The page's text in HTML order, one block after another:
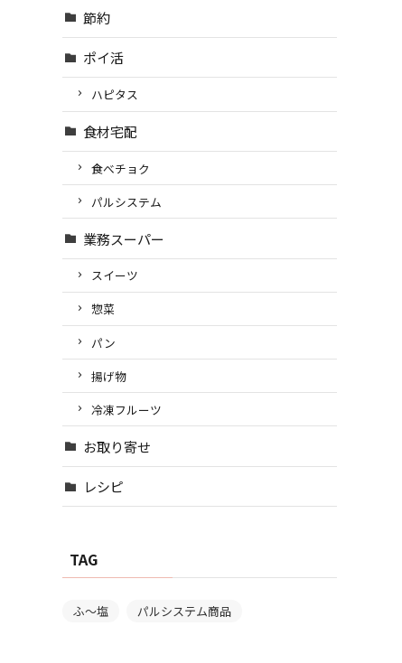
節約
ポイ活
ハピタス
食材宅配
食べチョク
パルシステム
業務スーパー
スイーツ
惣菜
パン
揚げ物
冷凍フルーツ
お取り寄せ
レシピ
TAG
ふ～塩 パルシステム商品